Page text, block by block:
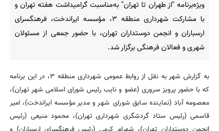
ویژه‌برنامه "از طهران تا تهران" به‌مناسبت گرامیداشت هفته تهران و
با مشارکت شهرداری منطقه ۳، مؤسسه ایراندخت، فرهنگسرای
ارسباران و انجمن دوستداران تهران، با حضور جمعی از مسئولان
شهری و فعالان فرهنگی برگزار شد.
به گزارش شهر به نقل از روابط عمومی شهرداری منطقه ۳، در این برنامه
که با حضور پرویز سروری (عضو و نایب رئیس شورای اسلامی شهر تهران)،
معصومه آباد (نماینده سابق شورای شهر و مدیر مؤسسه ایراندخت)، امیر
قاسمی (رئیس ستاد گردشگری شهرداری تهران)، محمود منیعی (رئیس